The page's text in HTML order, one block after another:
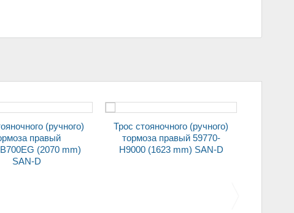
Трос стояночного (ручного)
тормоза правый 59770-
H9000 (1623 mm) SAN-D
Трос стояночного (ручного)
тормоза правый 59770-
3W200 (1720 mm) SAN-D